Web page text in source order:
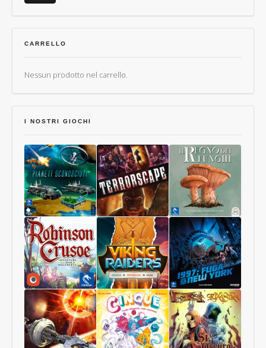
CARRELLO
Nessun prodotto nel carrello.
I NOSTRI GIOCHI
Pianeti
Sconosciuti
Terrorscape
Il
Regno
dei
Funghi
Robinson
Crusoe
Collector
Edition
Viking
Raiders
1997:
Fuga
da
New